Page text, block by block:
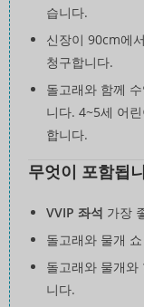
습니다.
신장이 90cm에
청구합니다.
돌고래와 함께
니다. 4~5세 어
합니다.
무엇이 포함됩
VVIP 좌석 가장
돌고래와 물개
돌고래와 물개
니다.